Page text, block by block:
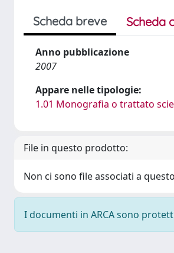
Scheda breve Scheda
Anno pubblicazione
2007
Appare nelle tipologie:
1.01 Monografia o trattato
File in questo prodotto:
Non ci sono file associati a
I documenti in ARCA sono